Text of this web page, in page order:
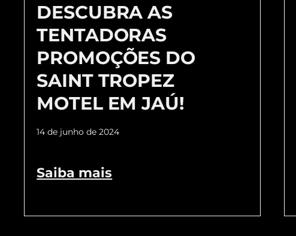
DESCUBRA AS
TENTADORAS
PROMOÇÕES DO
SAINT TROPEZ
MOTEL EM JAÚ!
14 de junho de 2024
Saiba mais